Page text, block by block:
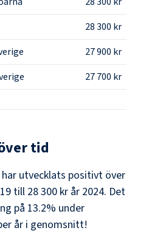
28 300 kr
27 900 kr
27 700 kr
tid
utvecklats positivt över
till 28 300 kr år 2024. Det
på 13.2% under
år i genomsnitt!